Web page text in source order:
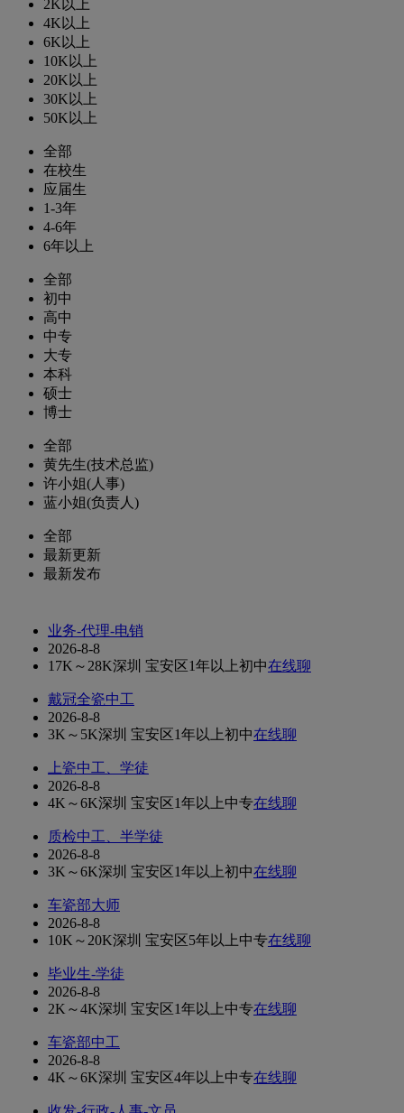
2K以上
4K以上
6K以上
10K以上
20K以上
30K以上
50K以上
全部
在校生
应届生
1-3年
4-6年
6年以上
全部
初中
高中
中专
大专
本科
硕士
博士
全部
黄先生(技术总监)
许小姐(人事)
蓝小姐(负责人)
全部
最新更新
最新发布
业务-代理-电销
2026-8-8
17K～28K深圳 宝安区1年以上初中在线聊
戴冠全瓷中工
2026-8-8
3K～5K深圳 宝安区1年以上初中在线聊
上瓷中工、学徒
2026-8-8
4K～6K深圳 宝安区1年以上中专在线聊
质检中工、半学徒
2026-8-8
3K～6K深圳 宝安区1年以上初中在线聊
车瓷部大师
2026-8-8
10K～20K深圳 宝安区5年以上中专在线聊
毕业生-学徒
2026-8-8
2K～4K深圳 宝安区1年以上中专在线聊
车瓷部中工
2026-8-8
4K～6K深圳 宝安区4年以上中专在线聊